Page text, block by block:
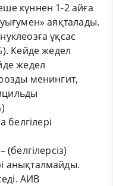
күннен 1-2 айға
аяқталады.
ұқсас
Кейде жедел
жедел
менингит,
(белгілерсіз)
анықталмайды.
АИВ